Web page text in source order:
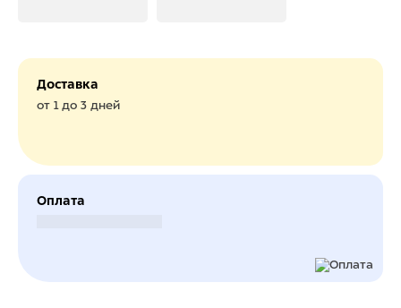
Доставка
от 1 до 3 дней
Оплата